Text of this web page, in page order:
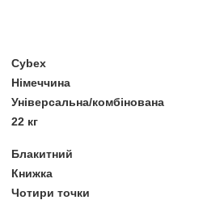
Cybex
Німеччина
Універсальна/комбінована
22 кг
Блакитний
Книжка
Чотири точки